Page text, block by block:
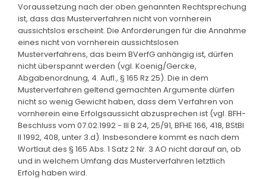
Voraussetzung nach der oben genannten Rechtsprechung
ist, dass das Musterverfahren nicht von vornherein
aussichtslos erscheint. Die Anforderungen für die Annahme
eines nicht von vornherein aussichtslosen
Musterverfahrens, das beim BVerfG anhängig ist, dürfen
nicht überspannt werden (vgl. Koenig/Gercke,
Abgabenordnung, 4. Aufl., § 165 Rz 25). Die in dem
Musterverfahren geltend gemachten Argumente dürfen
nicht so wenig Gewicht haben, dass dem Verfahren von
vornherein eine Erfolgsaussicht abzusprechen ist (vgl. BFH-
Beschluss vom 07.02.1992 - III B 24, 25/91, BFHE 166, 418, BStBl
II 1992, 408, unter 3.d). Insbesondere kommt es nach dem
Wortlaut des § 165 Abs. 1 Satz 2 Nr. 3 AO nicht darauf an, ob
und in welchem Umfang das Musterverfahren letztlich
Erfolg haben wird.